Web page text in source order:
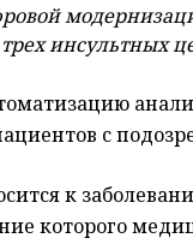
трех инсультных
с
к
которого